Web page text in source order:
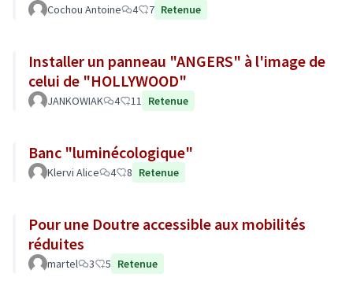
Cochou Antoine 4 7 Retenue
Installer un panneau "ANGERS" à l'image de
celui de "HOLLYWOOD"
JANKOWIAK 4 11 Retenue
Banc "luminécologique"
Klervi Alice 4 8 Retenue
Pour une Doutre accessible aux mobilités
réduites
martel 3 5 Retenue